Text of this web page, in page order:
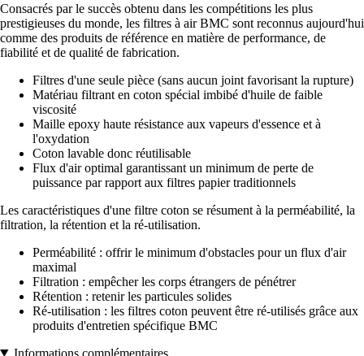
Consacrés par le succès obtenu dans les compétitions les plus
prestigieuses du monde, les filtres à air BMC sont reconnus aujourd'hui
comme des produits de référence en matière de performance, de
fiabilité et de qualité de fabrication.
Filtres d'une seule pièce (sans aucun joint favorisant la rupture)
Matériau filtrant en coton spécial imbibé d'huile de faible
viscosité
Maille epoxy haute résistance aux vapeurs d'essence et à
l'oxydation
Coton lavable donc réutilisable
Flux d'air optimal garantissant un minimum de perte de
puissance par rapport aux filtres papier traditionnels
Les caractéristiques d'une filtre coton se résument à la perméabilité, la
filtration, la rétention et la ré-utilisation.
Perméabilité : offrir le minimum d'obstacles pour un flux d'air
maximal
Filtration : empêcher les corps étrangers de pénétrer
Rétention : retenir les particules solides
Ré-utilisation : les filtres coton peuvent être ré-utilisés grâce aux
produits d'entretien spécifique BMC
Informations complémentaires